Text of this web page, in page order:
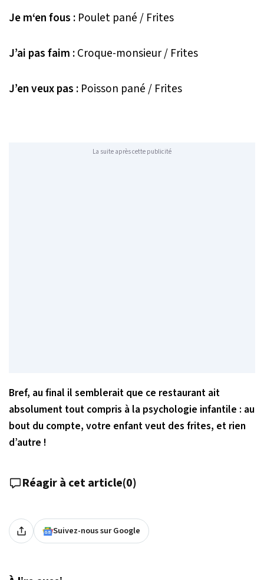
Je m‘en fous : Poulet pané / Frites
J’ai pas faim :Croque-monsieur / Frites
J’en veux pas : Poisson pané / Frites
La suite après cette publicité
Bref, au final il semblerait que ce restaurant ait
absolument tout compris à la psychologie infantile : au
bout du compte, votre enfant veut des frites, et rien
d’autre !
Réagir à cet article(0)
Suivez-nous sur Google